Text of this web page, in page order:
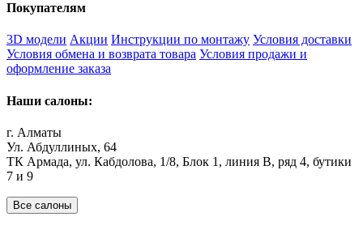
Покупателям
3D модели Акции Инструкции по монтажу Условия доставки
Условия обмена и возврата товара Условия продажи и
оформление заказа
Наши салоны:
г. Алматы
Ул. Абдуллиных, 64
ТК Армада, ул. Кабдолова, 1/8, Блок 1, линия В, ряд 4, бутики
7 и 9
Все салоны